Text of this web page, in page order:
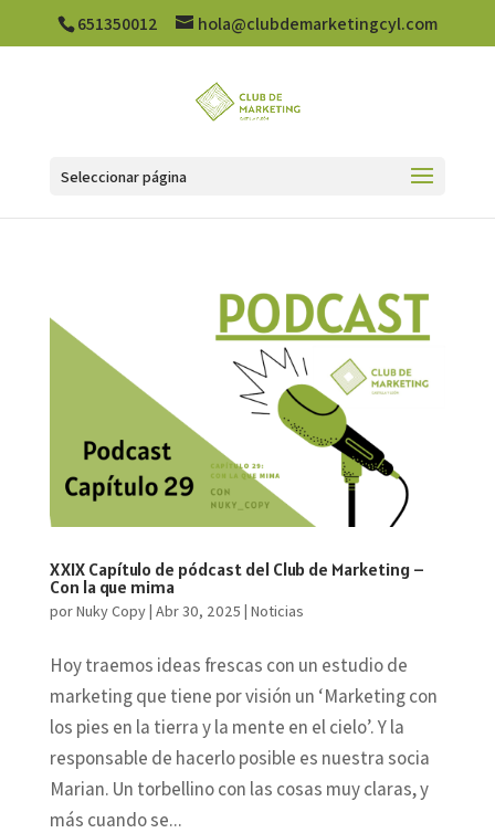
651350012 hola@clubdemarketingcyl.com
Seleccionar página
XXIX Capítulo de pódcast del Club de Marketing –
Con la que mima
porNuky Copy| Abr 30, 2025 | Noticias
Hoy traemos ideas frescas con un estudio de
marketing que tiene por visión un ‘Marketing con
los pies en la tierra y la mente en el cielo’. Y la
responsable de hacerlo posible es nuestra socia
Marian. Un torbellino con las cosas muy claras, y
más cuando se...